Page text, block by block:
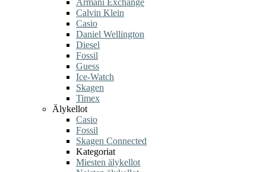
Armani Exchange
Calvin Klein
Casio
Daniel Wellington
Diesel
Fossil
Guess
Ice-Watch
Skagen
Timex
Älykellot
Casio
Fossil
Skagen Connected
Kategoriat
Miesten älykellot